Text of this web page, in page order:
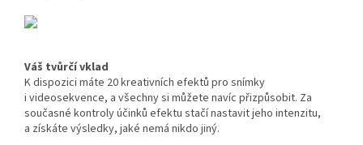
Váš tvůrčí vklad
K dispozici máte 20 kreativních efektů pro snímky
i videosekvence, a všechny si můžete navíc přizpůsobit. Za
současné kontroly účinků efektu stačí nastavit jeho intenzitu,
a získáte výsledky, jaké nemá nikdo jiný.